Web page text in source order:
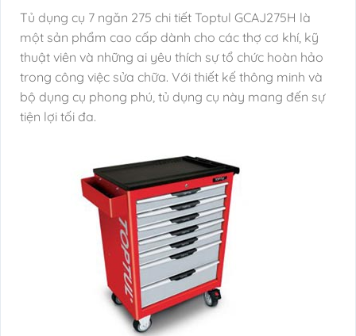
Tủ dụng cụ 7 ngăn 275 chi tiết Toptul GCAJ275H là
một sản phẩm cao cấp dành cho các thợ cơ khí, kỹ
thuật viên và những ai yêu thích sự tổ chức hoàn hảo
trong công việc sửa chữa. Với thiết kế thông minh và
bộ dụng cụ phong phú, tủ dụng cụ này mang đến sự
tiện lợi tối đa.